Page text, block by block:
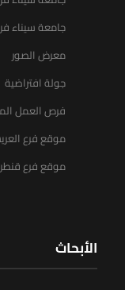
جامعة سيناء
معرض الصور
جولة افتراضية
فرص العمل
موقع فرع
موقع فرع
الأبحاث